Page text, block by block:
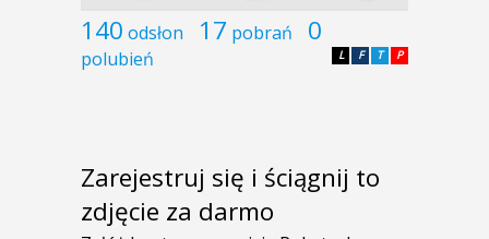
140 odsłon 17 pobrań 0
polubień P
T
F
L
Zarejestruj się i ściągnij to
zdjęcie za darmo